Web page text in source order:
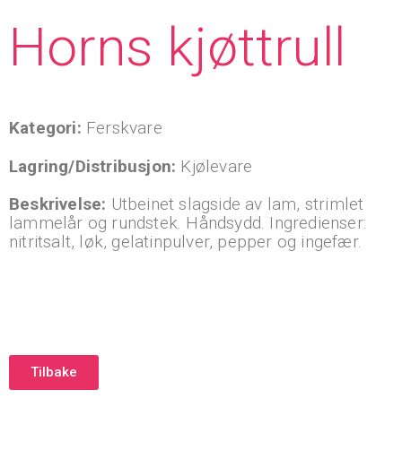
Horns kjøttrull
Kategori: Ferskvare
Lagring/Distribusjon: Kjølevare
Beskrivelse: Utbeinet slagside av lam, strimlet
lammelår og rundstek. Håndsydd. Ingredienser:
nitritsalt, løk, gelatinpulver, pepper og ingefær.
Tilbake